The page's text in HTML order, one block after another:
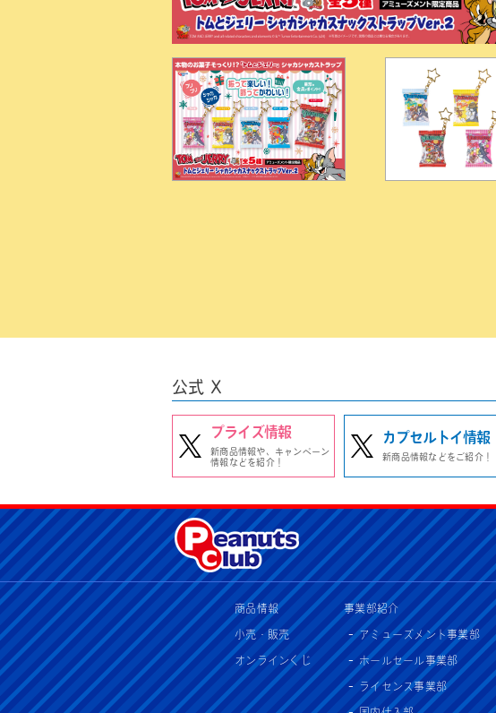
公式 X
プライズ情報
新商品情報や、キャンペーン
情報などを紹介！
カプセルトイ情報
新商品情報などをご紹介！
商品情報
小売・販売
オンラインくじ
事業部紹介
アミューズメント事業部
ホールセール事業部
ライセンス事業部